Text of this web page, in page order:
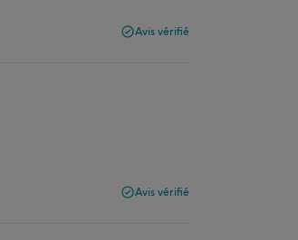
Avis vérifié
Avis vérifié